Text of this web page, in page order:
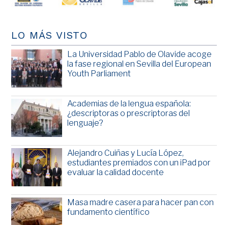
LO MÁS VISTO
La Universidad Pablo de Olavide acoge
la fase regional en Sevilla del European
Youth Parliament
Academias de la lengua española:
¿descriptoras o prescriptoras del
lenguaje?
Alejandro Cuiñas y Lucía López,
estudiantes premiados con un iPad por
evaluar la calidad docente
Masa madre casera para hacer pan con
fundamento científico